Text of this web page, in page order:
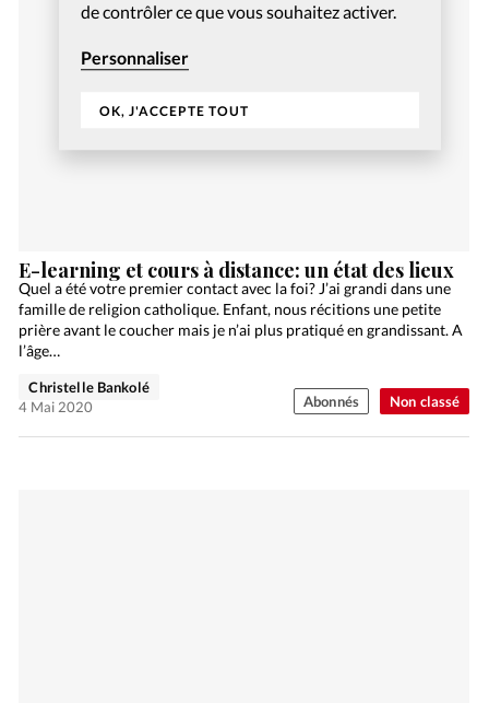
de contrôler ce que vous souhaitez activer.
Personnaliser
OK, J'ACCEPTE TOUT
Non classé
E-learning et cours à distance: un état des lieux
Quel a été votre premier contact avec la foi? J’ai grandi dans une
famille de religion catholique. Enfant, nous récitions une petite
prière avant le coucher mais je n’ai plus pratiqué en grandissant. A
l’âge…
Christelle Bankolé
4 Mai 2020
Abonnés